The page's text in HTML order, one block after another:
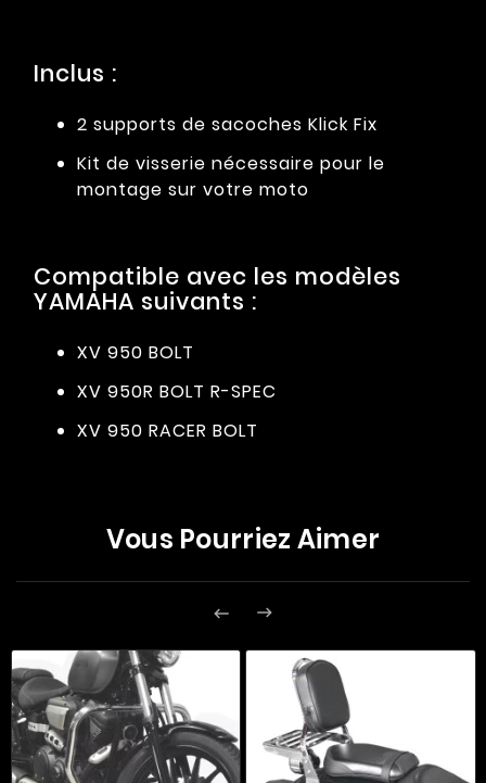
Inclus :
2 supports de sacoches Klick Fix
Kit de visserie nécessaire pour le
montage sur votre moto
Compatible avec les modèles
YAMAHA suivants :
XV 950 BOLT
XV 950R BOLT R-SPEC
XV 950 RACER BOLT
Vous Pourriez Aimer
 